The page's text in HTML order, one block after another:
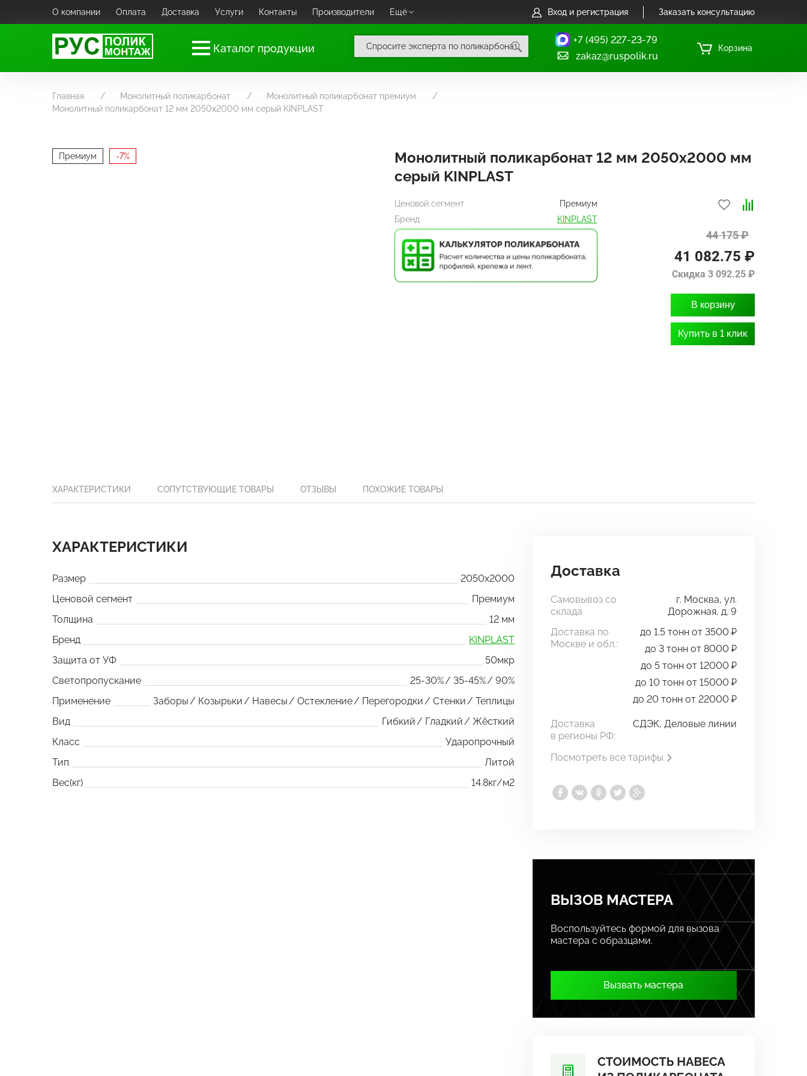
О компании Оплата Доставка Услуги Контакты Производители Ещё Вход и регистрация Заказать консультацию
Каталог продукции
+7 (495) 227-23-79
zakaz@ruspolik.ru
Корзина
Главная Монолитный поликарбонат
Монолитный поликарбонат премиум
Монолитный поликарбонат 12 мм 2050х2000 мм серый KINPLAST
Премиум -7%
Монолитный поликарбонат 12 мм 2050х2000 мм
серый KINPLAST
Ценовой сегмент
Премиум
Бренд
KINPLAST
44 175 ₽
41 082.75 ₽
Скидка 3 092.25 ₽
В корзину
Купить в 1 клик
ХАРАКТЕРИСТИКИ СОПУТСТВУЮЩИЕ ТОВАРЫ ОТЗЫВЫ ПОХОЖИЕ ТОВАРЫ
ХАРАКТЕРИСТИКИ
Размер
2050x2000
Ценовой сегмент
Премиум
Толщина
12 мм
Бренд
KINPLAST
Защита от УФ
50мкр
Светопропускание
25-30% 35-45%
90%
Применение
Заборы Козырьки Навесы Остекление Перегородки Стенки
Теплицы
Вид
Гибкий Гладкий
Жёсткий
Класс
Ударопрочный
Тип
Литой
Вес(кг)
14.8кг/м2
Доставка
Самовывоз со
склада
г. Москва, ул.
Дорожная, д. 9
Доставка по
Москве и обл.:
до 1.5 тонн от 3500 ₽
до 3 тонн от 8000 ₽
до 5 тонн от 12000 ₽
до 10 тонн от 15000 ₽
до 20 тонн от 22000 ₽
Доставка
в регионы РФ:
СДЭК, Деловые линии
Посмотреть все тарифы
ВЫЗОВ МАСТЕРА
Воспользуйтесь формой для вызова
мастера с образцами.
Вызвать мастера